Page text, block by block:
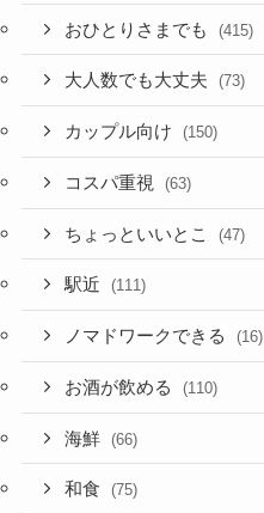
おひとりさまでも (415)
大人数でも大丈夫 (73)
カップル向け (150)
コスパ重視 (63)
ちょっといいとこ (47)
駅近 (111)
ノマドワークできる (16)
お酒が飲める (110)
海鮮 (66)
和食 (75)